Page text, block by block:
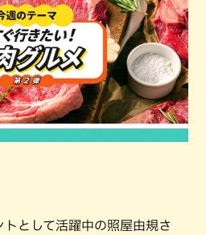
として活躍中の照屋由規さ